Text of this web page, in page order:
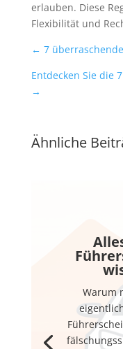
erlauben. Diese
Flexibilität und
← 7
Entdecken Sie die
→
Ähnliche
Warum